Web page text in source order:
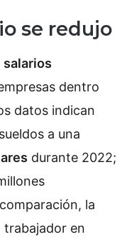
se redujo
salarios
dentro
datos indican
a una
durante 2022;
la
trabajador en